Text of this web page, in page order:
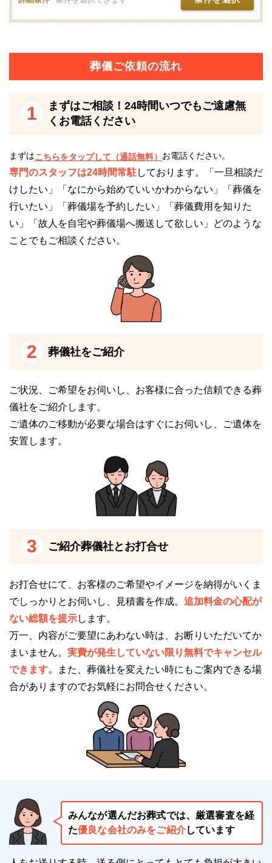
また、アイワホール戸田では、葬儀の事前相談も受付
けております。
め、もしもの時にも慌てることはありません。
さらに、見積もりも無料で実施しております。
も、アイワホール戸田の特長の1つです。
アイワホール戸田は親族控え室を設けており、夜通し
のお通夜と共に仮眠していただける斎場です。
仮眠施設がない斎場の場合だと、別の仮眠施設を探す
必要があります。
自宅に戻るというのも、移動時間も労力も必要となっ
しかし、アイワホール戸田であれば、それらの手間を
省くことが可能です。
る必要もありませんのでご安心ください。
アイワホール戸田は戸田市に長年密着していま
す
アイワホール戸田は「アイワセレモニー有限会社」が
運営している斎場です。
アイワセレモニー有限会社は創業40年の歴史があり、
行政からの委託指定もうけています。
長年戸田市に密着しており、これまでに2万件以上の
相談を受けている実績があるため、安心して葬儀を執
アイワセレモニー戸田では、高級胡蝶蘭を使用した花
祭壇を提供しています。
近年の葬儀では、花祭壇は一般的になっています。
アイワホールではすべての生花祭壇に、気品高い高級
胡蝶蘭を使用しています。
大切な故人との最後のお別れをぜひ、気品高い高級胡
蝶蘭でお過ごしください。
アイワホール戸田はこのような方におすすめ
設備が充実した斎場で葬儀を執り行いたい方
葬儀ご依頼の流れ
1
まずはご相談！24時間いつでもご遠慮無
くお電話ください
まずはこちらをタップして（通話無料） お電話ください。
専門のスタッフは24時間常駐しております。「一旦相談だ
けしたい」「なにから始めていいかわからない」「葬儀を
行いたい」「葬儀場を予約したい」「葬儀費用を知りた
い」「故人を自宅や葬儀場へ搬送して欲しい」どのような
ことでもご相談ください。
2 葬儀社をご紹介
ご状況、ご希望をお伺いし、お客様に合った信頼できる葬
儀社をご紹介します。
ご遺体のご移動が必要な場合はすぐにお伺いし、ご遺体を
安置します。
3 ご紹介葬儀社とお打合せ
お打合せにて、お客様のご希望やイメージを納得がいくま
でしっかりとお伺いし、見積書を作成。 追加料金の心配が
ない総額を提示します。
万一、内容がご要望にあわない時は、お断りいただいてか
まいません。 実費が発生していない限り無料でキャンセル
できます。
また、葬儀社を変えたい時にもご案内できる場
合がありますのでお気軽にお問合せください。
みんなが選んだお葬式では、厳選審査を経
た優良な会社のみをご紹介しています